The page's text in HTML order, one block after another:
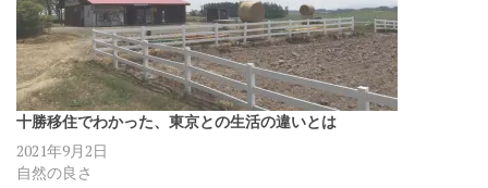
十勝移住でわかった、東京との生活の違いとは
2021年9月2日
自然の良さ